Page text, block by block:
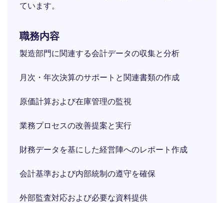
ています。
職務内容
製造部門に関連する会計データの収集と分析
月次・年次決算のサポートと関連書類の作成
原価計算および在庫管理の監視
業務プロセスの改善提案と実行
財務データを基にした経営陣へのレポート作成
会計基準および内部統制の遵守を確保
外部監査対応および必要な資料提供